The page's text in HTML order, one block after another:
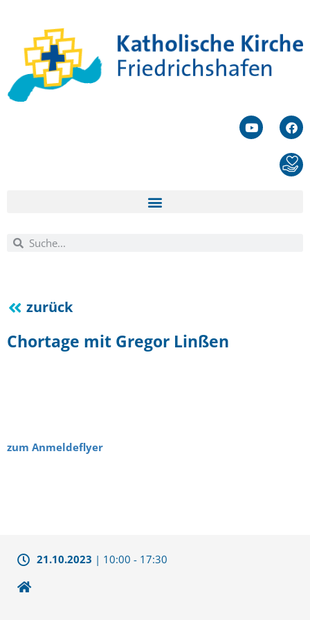
zurück
Chortage mit Gregor Linßen
zum Anmeldeflyer
21.10.2023 | 10:00 - 17:30